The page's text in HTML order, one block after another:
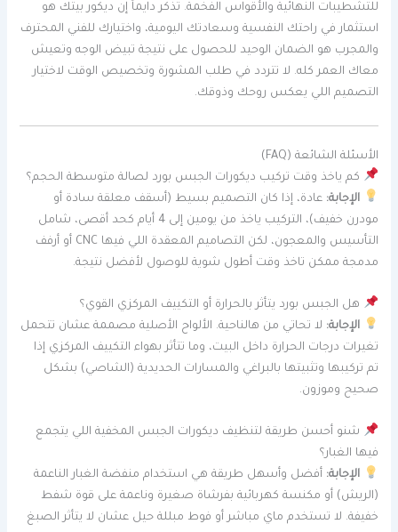
للتشطيبات النهائية والأقواس الفخمة. تذكر دايماً إن ديكور بيتك هو
استثمار في راحتك النفسية وسعادتك اليومية، واختيارك للفني المحترف
والمجرب هو الضمان الوحيد للحصول على نتيجة تبيض الوجه وتعيش
معاك العمر كله. لا تتردد في طلب المشورة وتخصيص الوقت لاختيار
التصميم اللي يعكس روحك وذوقك.
الأسئلة الشائعة (FAQ)
كم ياخذ وقت تركيب ديكورات الجبس بورد لصالة متوسطة الحجم؟
الإجابة: عادة، إذا كان التصميم بسيط (أسقف معلقة سادة أو
مودرن خفيف)، التركيب ياخذ من يومين إلى 4 أيام كحد أقصى، شامل
التأسيس والمعجون، لكن التصاميم المعقدة اللي فيها CNC أو أرفف
مدمجة ممكن تاخذ وقت أطول شوية للوصول لأفضل نتيجة.
هل الجبس بورد يتأثر بالحرارة أو التكييف المركزي القوي؟
الإجابة: لا تحاتي من هالناحية. الألواح الأصلية مصممة عشان تتحمل
تغيرات درجات الحرارة داخل البيت، وما تتأثر بهواء التكييف المركزي إذا
تم تركيبها وتثبيتها بالبراغي والمسارات الحديدية (الشاصي) بشكل
صحيح وموزون.
شنو أحسن طريقة لتنظيف ديكورات الجبس المخفية اللي يتجمع
فيها الغبار؟
الإجابة: أفضل وأسهل طريقة هي استخدام منفضة الغبار الناعمة
(الريش) أو مكنسة كهربائية بفرشاة صغيرة وناعمة على قوة شفط
خفيفة. لا تستخدم ماي مباشر أو فوط مبللة حيل عشان لا يتأثر الصبغ